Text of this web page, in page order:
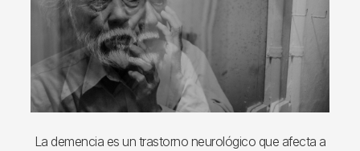
La demencia es un trastorno neurológico que afecta a